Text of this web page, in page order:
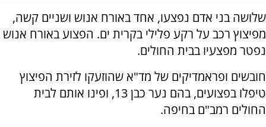
שלושה בני אדם נפצעו, אחד באורח אנוש ושניים קשה,
מפיצוץ רכב על רקע פלילי בקרית ים. הפצוע באורח אנוש
נפטר מפצעיו בבית החולים.
חובשים ופראמדיקים של מד"א שהוזעקו לזירת הפיצוץ
טיפלו בפצועים, בהם נער כבן 13, ופינו אותם לבית
החולים רמב"ם בחיפה.